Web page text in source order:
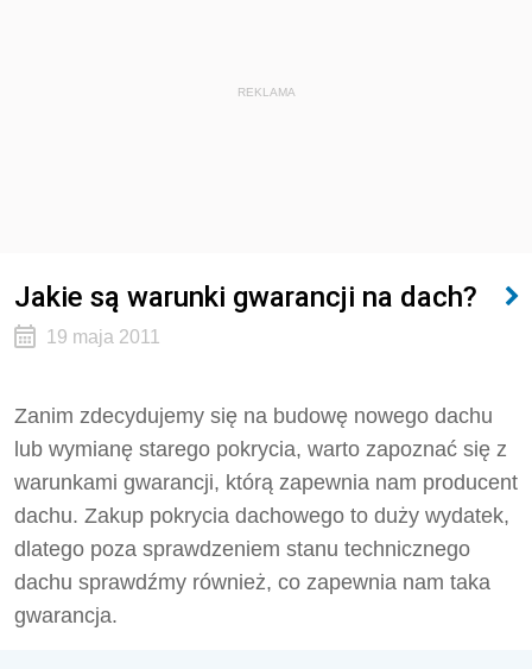
REKLAMA
Jakie są warunki gwarancji na dach?
19 maja 2011
Zanim zdecydujemy się na budowę nowego dachu
lub wymianę starego pokrycia, warto zapoznać się z
warunkami gwarancji, którą zapewnia nam producent
dachu. Zakup pokrycia dachowego to duży wydatek,
dlatego poza sprawdzeniem stanu technicznego
dachu sprawdźmy również, co zapewnia nam taka
gwarancja.